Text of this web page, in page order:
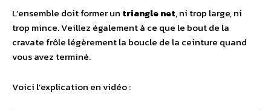
L’ensemble doit former un triangle net, ni trop large, ni
trop mince. Veillez également à ce que le bout de la
cravate frôle légèrement la boucle de la ceinture quand
vous avez terminé.
Voici l’explication en vidéo :